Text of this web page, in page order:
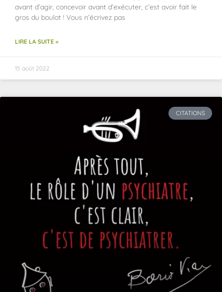
avant d’agir, concevoir avant d’exécuter, c’est avoir fait le
gros du boulot ! Vous n’écrivez pas
LIRE LA SUITE »
15 août 2022
CITATIONS